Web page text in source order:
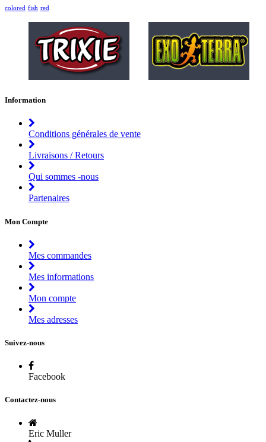
colored fish red
Information
Conditions générales de vente
Livraisons / Retours
Qui sommes -nous
Partenaires
Mon Compte
Mes commandes
Mes informations
Mon compte
Mes adresses
Suivez-nous
Facebook
Contactez-nous
Eric Muller